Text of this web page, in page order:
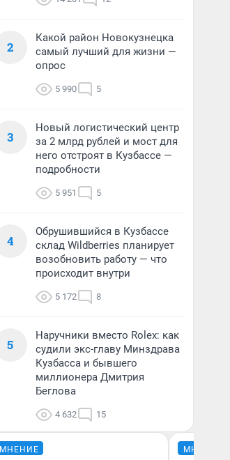
2
Какой район Новокузнецка
самый лучший для жизни —
опрос
5 990 5
3
Новый логистический центр
за 2 млрд рублей и мост для
него отстроят в Кузбассе —
подробности
5 951 5
4
Обрушившийся в Кузбассе
склад Wildberries планирует
возобновить работу — что
происходит внутри
5 172 8
5
Наручники вместо Rolex: как
судили экс-главу Минздрава
Кузбасса и бывшего
миллионера Дмитрия
Беглова
4 632 15
МНЕНИЕ МНЕНИЕ